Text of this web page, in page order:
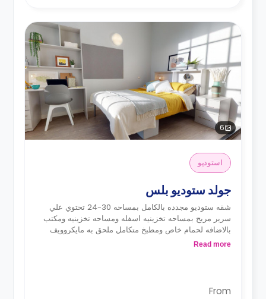
6
استوديو
جولد ستوديو بلس
شقه ستوديو مجدده بالكامل بمساحه 30-24 تحتوي علي
سرير مريح بمساحه تخزينيه اسفله ومساحه تخزينيه ومكتب
بالاضافه لحمام خاص ومطبخ متكامل ملحق به مايكروويف
وفرن وموقد وثلاجه وايس بوكس
Read more
From